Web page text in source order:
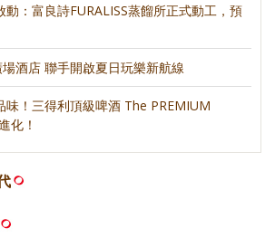
動：富良詩FURALISS蒸餾所正式動工，預
酒店 聯手開啟夏日玩樂新航線
味！三得利頂級啤酒 The PREMIUM
化！